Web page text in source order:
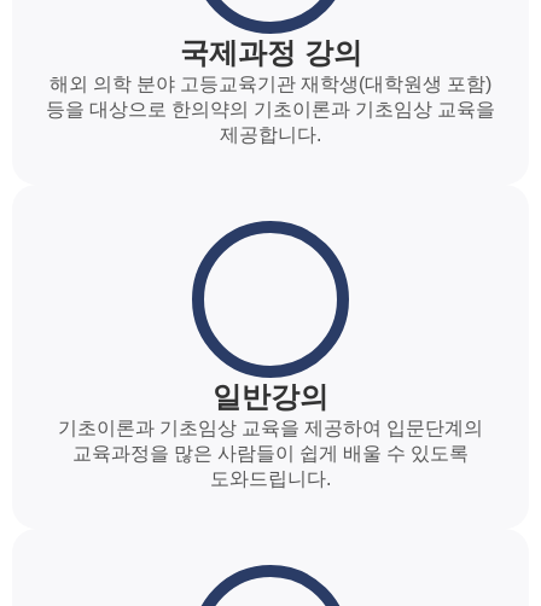
국제과정 강의
해외 의학 분야 고등교육기관 재학생(대학원생 포함)
등을 대상으로 한의약의 기초이론과 기초임상 교육을
제공합니다.
일반강의
기초이론과 기초임상 교육을 제공하여 입문단계의
교육과정을 많은 사람들이 쉽게 배울 수 있도록
도와드립니다.